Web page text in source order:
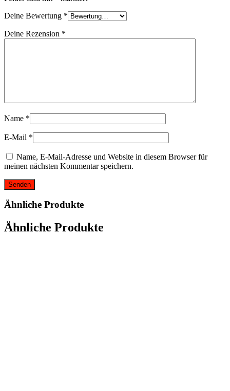
Deine Bewertung *
Deine Rezension *
Name *
E-Mail *
Name, E-Mail-Adresse und Website in diesem Browser für
meinen nächsten Kommentar speichern.
Ähnliche Produkte
Ähnliche Produkte